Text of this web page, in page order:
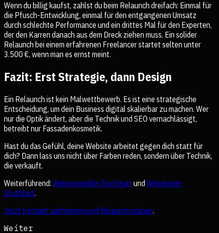
Wenn du billig kaufst, zahlst du beim Relaunch dreifach: Einmal für
die Pfusch-Entwicklung, einmal für den entgangenen Umsatz
durch schlechte Performance und ein drittes Mal für den Experten,
der den Karren danach aus dem Dreck ziehen muss. Ein solider
Relaunch bei einem erfahrenen Freelancer startet selten unter
3.500 €, wenn man es ernst meint.
Fazit: Erst Strategie, dann Design
Ein Relaunch ist kein Malwettbewerb. Es ist eine strategische
Entscheidung, um dein Business digital skalierbar zu machen. Wer
nur die Optik ändert, aber die Technik und SEO vernachlässigt,
betreibt nur Fassadenkosmetik.
Hast du das Gefühl, deine Website arbeitet gegen dich statt für
dich? Dann lass uns nicht über Farben reden, sondern über Technik,
die verkauft.
Weiterführend: Webentwickler Stuttgart und Webdesign
Stuttgart.
Jetzt Kontakt aufnehmen und Relaunch planen.
Weiter